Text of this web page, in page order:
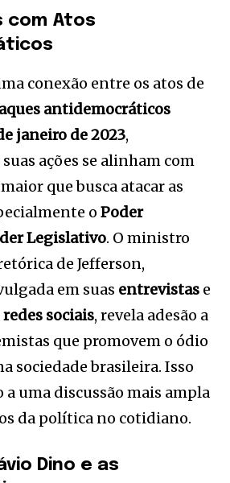
com Atos
conexão entre os atos de
antidemocráticos
janeiro de 2023,
ações se alinham com
que busca atacar as
o Poder
Legislativo. O ministro
de Jefferson,
em suas entrevistas e
sociais, revela adesão a
que promovem o ódio
sociedade brasileira. Isso
a uma discussão mais ampla
da política no cotidiano.
Dino e as